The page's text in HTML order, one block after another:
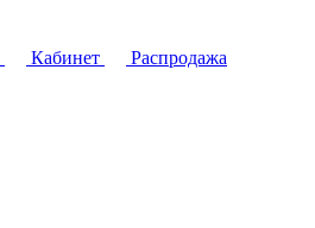
Кабинет
Распродажа